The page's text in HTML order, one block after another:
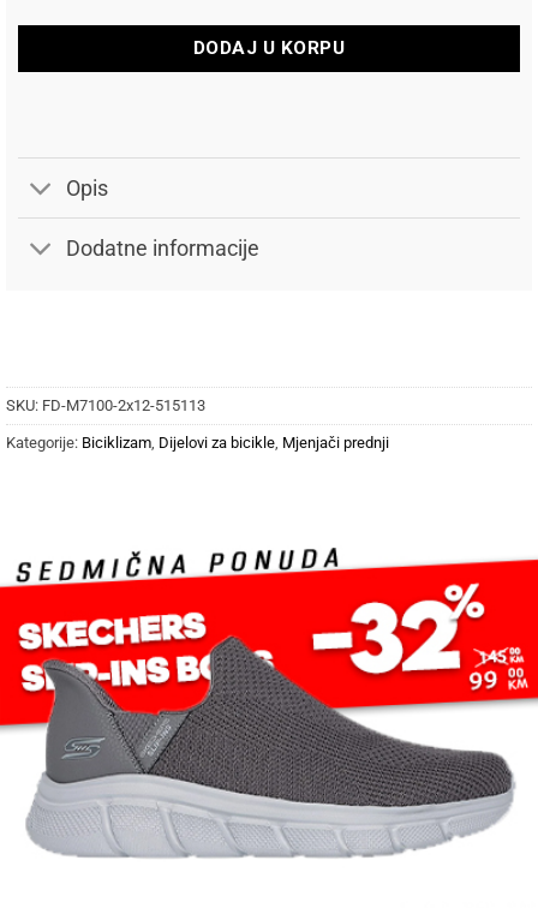
DODAJ U KORPU
Opis
Dodatne informacije
SKU: FD-M7100-2x12-515113
Kategorije: Biciklizam, Dijelovi za bicikle, Mjenjači prednji